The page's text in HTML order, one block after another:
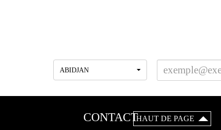
ABIDJAN
HAUT DE PAGE
CONTACT